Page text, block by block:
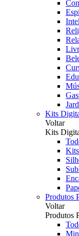
Kits
Voltar
Kits
Produtos
Voltar
Produtos